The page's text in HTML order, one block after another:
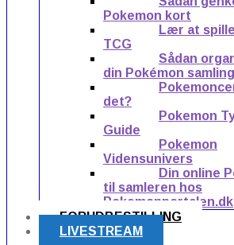
Pokemon kort
Lær at
TCG
Sådan
din Pokémon samling
det?
Pokemon
Guide
Pokemon
Vidensunivers
Din online
til samleren hos
Pokemonportalen.dk
FORUDBESTILLING
LIVESTREAM